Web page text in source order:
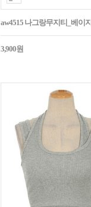
aw4515 나그랑무지티_베이지
3,900원